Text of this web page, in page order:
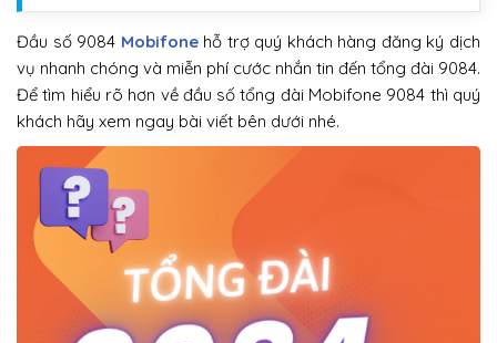
Đầu số 9084 Mobifonehỗ trợ quý khách hàng đăng ký dịch
vụ nhanh chóng và miễn phí cước nhắn tin đến tổng đài 9084.
Để tìm hiểu rõ hơn về đầu số tổng đài Mobifone 9084 thì quý
khách hãy xem ngay bài viết bên dưới nhé.